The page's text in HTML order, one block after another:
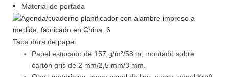
Material de portada
Tapa dura de papel
Papel estucado de 157 g/m²/58 lb, montado sobre
cartón gris de 2 mm/2,5 mm/3 mm.